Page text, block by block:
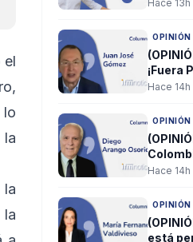
el
lo
la
la
Hace 13h
OPINIÓN
¡Fuera
Por:
Hace 14h
OPINIÓN
180
Hace 14h
OPINIÓN
está